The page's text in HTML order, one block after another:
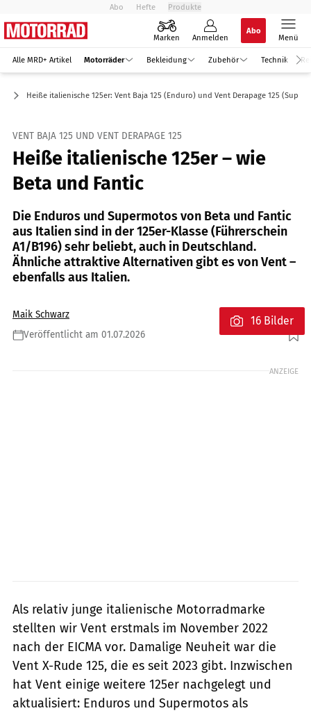
Abo Hefte Produkte
Marken Anmelden
Abo
Menü
Alle MRD+ Artikel Motorräder Bekleidung Zubehör Technik
Heiße italienische 125er: Vent Baja 125 (Enduro) und Vent Derapage 125
VENT BAJA 125 UND VENT DERAPAGE 125
Heiße italienische 125er – wie
Beta und Fantic
Die Enduros und Supermotos von Beta und Fantic
aus Italien sind in der 125er-Klasse (Führerschein
A1/B196) sehr beliebt, auch in Deutschland.
Ähnliche attraktive Alternativen gibt es von Vent –
ebenfalls aus Italien.
Maik Schwarz
Veröffentlicht am 01.07.2026
Foto: Vent
16 Bilder
ANZEIGE
Als relativ junge italienische Motorradmarke
stellten wir Vent erstmals im November 2022
nach der EICMA vor. Damalige Neuheit war die
Vent X-Rude 125, die es seit 2023 gibt. Inzwischen
hat Vent einige weitere 125er nachgelegt und
aktualisiert: Enduros und Supermotos als